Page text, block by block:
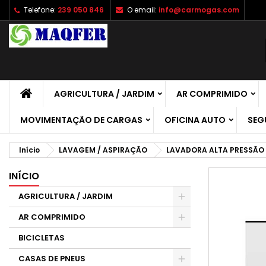
Telefone: 239 050 846 O email: info@carmogas.com
AGRICULTURA / JARDIM AR COMPRIMIDO
MOVIMENTAÇÃO DE CARGAS OFICINA AUTO
Início LAVAGEM / ASPIRAÇÃO LAVADORA ALTA PRESSÃO
INÍCIO
AGRICULTURA / JARDIM
AR COMPRIMIDO
BICICLETAS
CASAS DE PNEUS